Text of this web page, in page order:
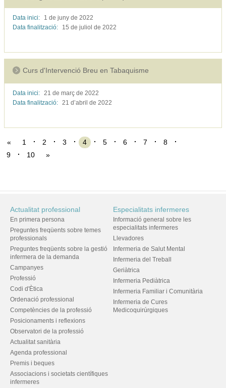
Data inici: 1 de juny de 2022
Data finalització:
15 de juliol de 2022
Curs d'Intervenció Breu en Tabaquisme
Data inici: 21 de març de 2022
Data finalització: 21 d’abril de 2022
« 1 2 3 4 5 6 7
8
9
10 »
Actualitat professional
En primera persona
Preguntes freqüents sobre temes
professionals
Preguntes freqüents sobre la gestió
infermera de la demanda
Campanyes
Professió
Codi d'Ètica
Ordenació professional
Competències de la professió
Posicionaments i reflexions
Observatori de la professió
Actualitat sanitària
Agenda professional
Premis i beques
Associacions i societats científiques
infermeres
Especialitats infermeres
Informació general sobre les
especialitats infermeres
Llevadores
Infermeria de Salut Mental
Infermeria del Treball
Geriàtrica
Infermeria Pediàtrica
Infermeria Familiar i Comunitària
Infermeria de Cures
Medicoquirúrgiques